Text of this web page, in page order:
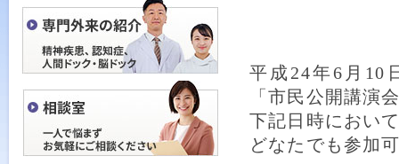
平成24年6月10
「市民公開講演
下記日時におい
どなたでも参加